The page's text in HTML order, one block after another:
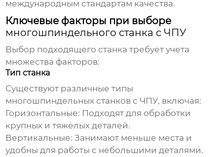
международным стандартам качества.
Ключевые факторы при выборе
многошпиндельного станка с ЧПУ
Выбор подходящего станка требует учета
множества факторов:
Тип станка
Существуют различные типы
многошпиндельных станков с ЧПУ, включая:
Горизонтальные: Подходят для обработки
крупных и тяжелых деталей.
Вертикальные: Занимают меньше места и
удобны для работы с небольшими деталями.